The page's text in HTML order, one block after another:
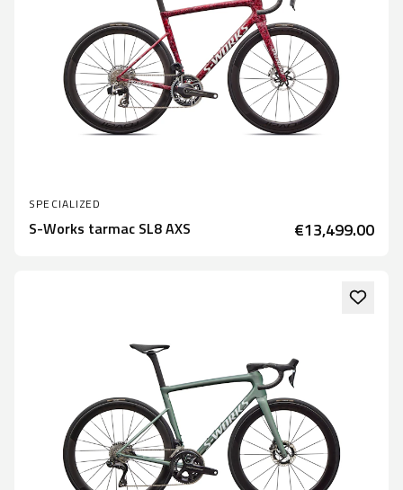
SPECIALIZED
S-Works tarmac SL8 AXS €13,499.00